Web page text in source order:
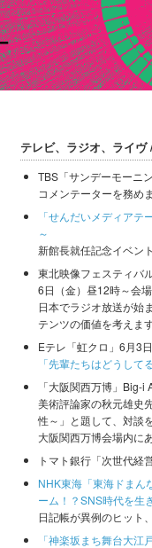
テレビ、ラジオ、ライ
TBS「サンデーモーニ
コメンテーターを務めま
「せんだいメディア
～
新館長就任記念イベン
東北映像フェスティバ
6日（金）昼12時～会
日本でラジオ放送が始
テンツの価値を考えます
Eテレ「虹クロ」6月3
「先輩たちはどうして
「大阪関西万博」
美術評論家の秋元雄史
性～」と題して、対談
大阪関西万博会場内に
トマト銀行「次世代経
NHK東海「東海ドまん
ーム！？SNS時代を生
日記帳が異例のヒット
「神楽坂まち舞台大江